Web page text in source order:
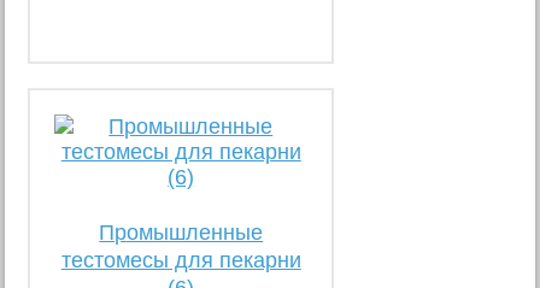
Промышленные
тестомесы для пекарни